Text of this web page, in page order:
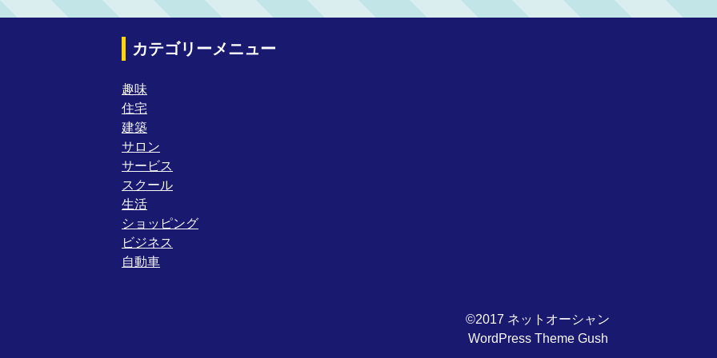
カテゴリーメニュー
趣味
住宅
建築
サロン
サービス
スクール
生活
ショッピング
ビジネス
自動車
©2017 ネットオーシャン
WordPress Theme Gush